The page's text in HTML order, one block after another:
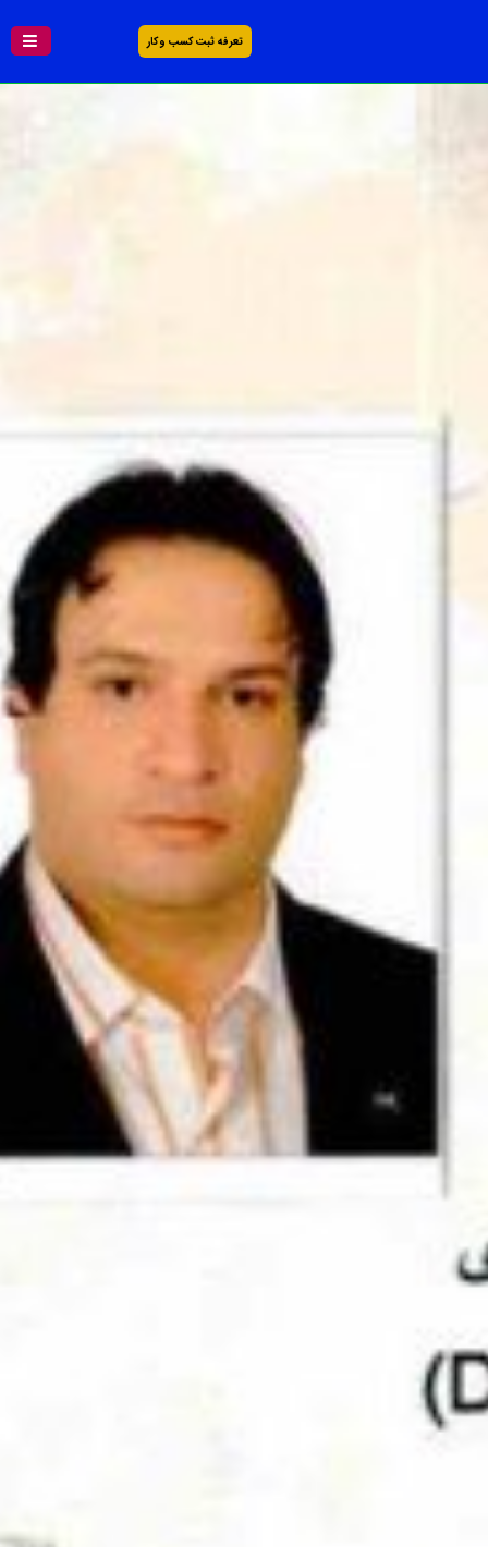
تعرفه ثبت کسب و کار